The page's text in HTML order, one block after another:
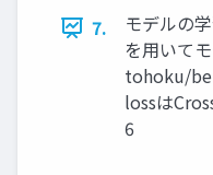
7.
モデルの
を用いて
tohoku/
lossは
6